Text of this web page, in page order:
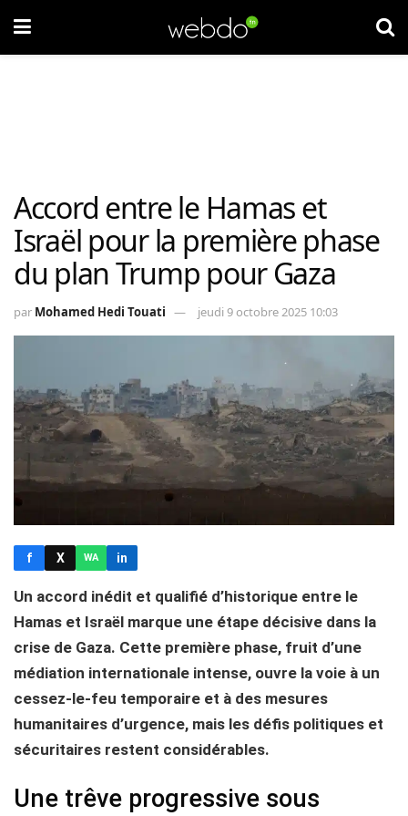
Accord entre le Hamas et
Israël pour la première phase
du plan Trump pour Gaza
par Mohamed Hedi Touati jeudi 9 octobre 2025 10:03
f X WA in
Un accord inédit et qualifié d’historique entre le
Hamas et Israël marque une étape décisive dans la
crise de Gaza. Cette première phase, fruit d’une
médiation internationale intense, ouvre la voie à un
cessez-le-feu temporaire et à des mesures
humanitaires d’urgence, mais les défis politiques et
sécuritaires restent considérables.
Une trêve progressive sous